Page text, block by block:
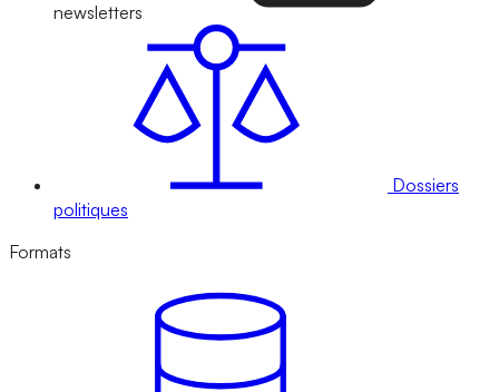
newsletters
Dossiers
politiques
Formats